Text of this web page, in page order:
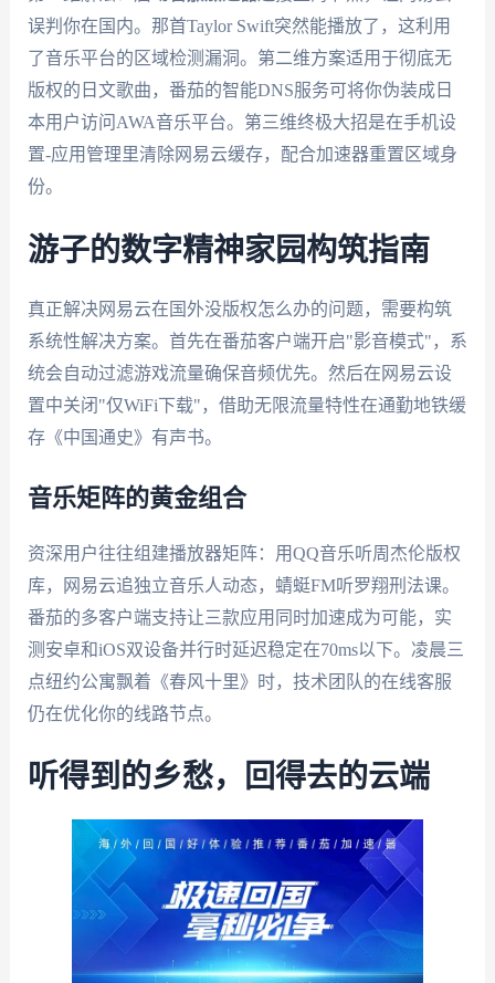
误判你在国内。那首Taylor Swift突然能播放了，这利用
了音乐平台的区域检测漏洞。第二维方案适用于彻底无
版权的日文歌曲，番茄的智能DNS服务可将你伪装成日
本用户访问AWA音乐平台。第三维终极大招是在手机设
置-应用管理里清除网易云缓存，配合加速器重置区域身
份。
游子的数字精神家园构筑指南
真正解决网易云在国外没版权怎么办的问题，需要构筑
系统性解决方案。首先在番茄客户端开启"影音模式"，系
统会自动过滤游戏流量确保音频优先。然后在网易云设
置中关闭"仅WiFi下载"，借助无限流量特性在通勤地铁缓
存《中国通史》有声书。
音乐矩阵的黄金组合
资深用户往往组建播放器矩阵：用QQ音乐听周杰伦版权
库，网易云追独立音乐人动态，蜻蜓FM听罗翔刑法课。
番茄的多客户端支持让三款应用同时加速成为可能，实
测安卓和iOS双设备并行时延迟稳定在70ms以下。凌晨三
点纽约公寓飘着《春风十里》时，技术团队的在线客服
仍在优化你的线路节点。
听得到的乡愁，回得去的云端